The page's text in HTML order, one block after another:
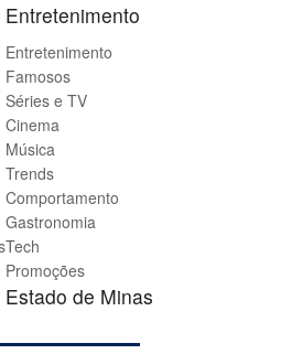
Entretenimento
Entretenimento
Famosos
Séries e TV
Cinema
Música
Trends
Comportamento
Gastronomia
Tech
Promoções
Estado de Minas